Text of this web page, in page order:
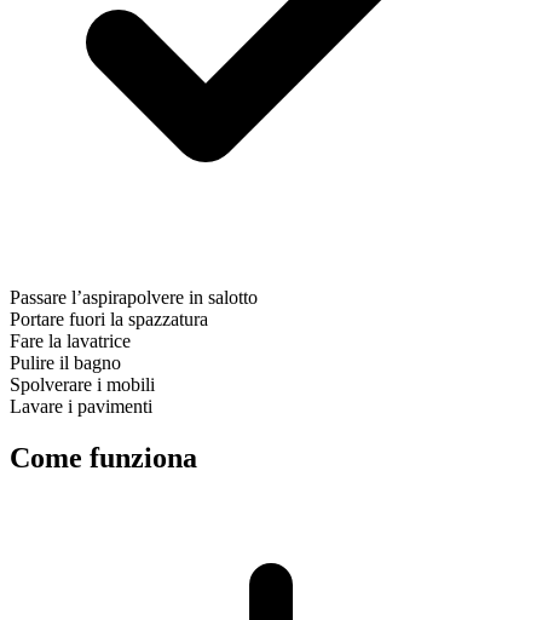
Passare l’aspirapolvere in salotto
Portare fuori la spazzatura
Fare la lavatrice
Pulire il bagno
Spolverare i mobili
Lavare i pavimenti
Come funziona